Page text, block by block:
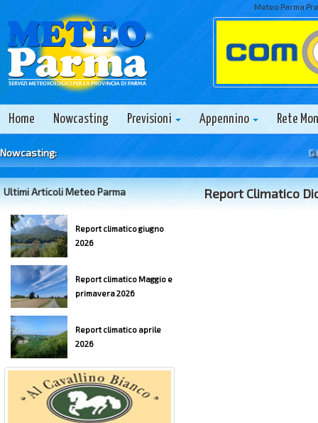
Meteo Parma
Home Nowcasting Previsioni Appennino Rete
Nowcasting:
Ultimi Articoli Meteo Parma
Report climatico giugno
2026
Report climatico Maggio e
primavera 2026
Report climatico aprile
2026
Report Climatico